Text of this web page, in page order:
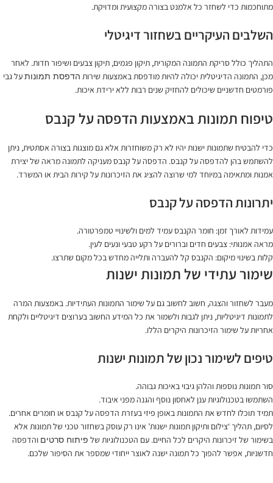
מתוחכמות כדי לשחזר כל אלמנט בצורה מקצועית ומדויקת.
השלבים העיקריים בשחזור דיגיטלי
התהליך כולל סריקת התמונה המקורית, תיקון פגמים, תיקון צבעים ושיפור חדות. לאחר
מכן, התמונה הדיגיטלית יכולה להיות מודפסת באמצעות שירות הדפסת תמונותעל גבי
פורמטים חדשניים שיכולים להחזיק שנים רבות ללא ירידת איכות.
טיפוח תמונות באמצעות הדפסה על קנבס
כדי להבטיח שתמונות ישנות יהיו לא רק משוחזרות אלא גם מוצגות בצורה אסתטית, ניתן
להשתמש בהן להדפסה על קנבס. הדפסה על קנבס מעניקה לתמונה מראה של יצירת
אמנות ומתאימה במיוחד למי שרוצה להציג את הזיכרונות על קירות הבית או המשרד.
יתרונות הדפסה על קנבס
עמידות לאורך זמן: חומר הקנבס עמיד למים ולשינויי טמפרטורה.
מראה אמנותי: צבעים חדים וברורים על רקע טבעי ונעים לעין.
קלות בשינוי מיקום: הקנבס קל להעברה ותלייה מחדש בכל מקום שתרצו.
שימור עתידי של תמונות ישנות
מעבר לשחזור והצגה, חשוב לחשוב גם על שימור התמונות העתידיות. באמצעות המרה
לתמונות דיגיטליות, ניתן לגבות ולשמור את כל המידע החשוב בערוצים דיגיטליים ולקחת
אחריות על שימור הזיכרונות היקרים הללו.
טיפים לשימור נכון של תמונות ישנות
סור תמונות נוספות והלהן גיבוי באיכות גבוהה.
השתמשו בטכנולוגיות ענן לאחסון נוסף והגנה מפני איבוד.
תמיד תוכלו לחדש את התמונות באופן פיזי בעזרת הדפסה על קנבס או חומרים אחרים.
לסיום, תהליך ‘צילום ותיקון תמונות ישנות’ אינו רק עוסק בשחזור טכני של תמונות אלא
בשימור של זיכרונות היקרים לכל החיים. עם הטכנולוגיות של פיתוח סרטים והדפסה
חדשניות, אפשר להפוך כל תמונה ישנה לאוצר ייחודי שמספר את הסיפור שלכם.